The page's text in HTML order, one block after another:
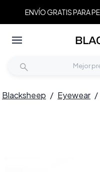
ENVÍO GRATIS PARA
Blacksheep / Eyewear /